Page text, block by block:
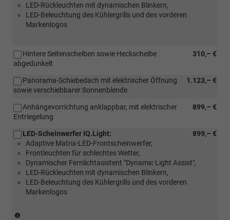
LED-Rückleuchten mit dynamischen Blinkern,
LED-Beleuchtung des Kühlergrills und des vorderen
Markenlogos
310,– €
Hintere Seitenscheiben sowie Heckscheibe
abgedunkelt
1.123,– €
Panorama-Schiebedach mit elektrischer Öffnung
sowie verschiebbarer Sonnenblende
899,– €
Anhängevorrichtung anklappbar, mit elektrischer
Entriegelung
899,– €
LED-Scheinwerfer IQ.Light:
Adaptive Matrix-LED-Frontscheinwerfer,
Frontleuchten für schlechtes Wetter,
Dynamischer Fernlichtasistent "Dynamic Light Assist",
LED-Rückleuchten mit dynamischen Blinkern,
LED-Beleuchtung des Kühlergrills und des vorderen
Markenlogos